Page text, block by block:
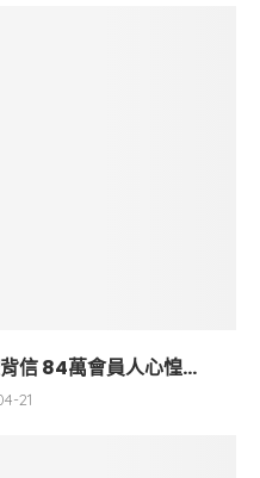
信 84萬會員人心惶...
21